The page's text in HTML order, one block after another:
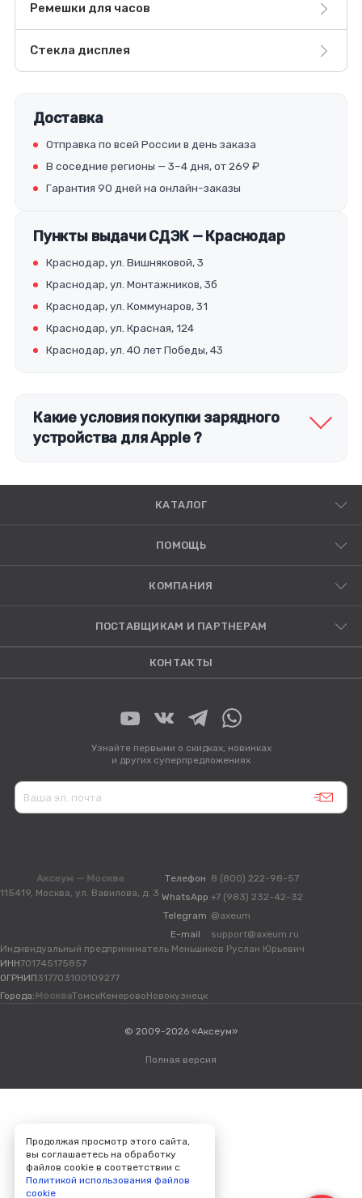
Ремешки для часов
Стекла дисплея
Доставка
Отправка по всей России в день заказа
В соседние регионы — 3–4 дня, от 269 ₽
Гарантия 90 дней на онлайн-заказы
Пункты выдачи СДЭК — Краснодар
Краснодар, ул. Вишняковой, 3
Краснодар, ул. Монтажников, 3б
Краснодар, ул. Коммунаров, 31
Краснодар, ул. Красная, 124
Краснодар, ул. 40 лет Победы, 43
Какие условия покупки зарядного
устройства для Apple ?
КАТАЛОГ
ПОМОЩЬ
КОМПАНИЯ
ПОСТАВЩИКАМ И ПАРТНЕРАМ
КОНТАКТЫ
Узнайте первыми о скидках, новинках
и других суперпредложениях
Аксеум — Москва
115419, Москва, ул. Вавилова, д. 3
Телефон 8 (800) 222-98-57
WhatsApp +7 (983) 232-42-32
Telegram @axeum
E-mail
support@axeum.ru
Индивидуальный предприниматель Меньшиков Руслан Юрьевич
ИНН701745175857
ОГРНИП317703100109277
Города: МоскваТомскКемеровоНовокузнецк
© 2009-2026 «Аксеум»
Полная версия
Продолжая просмотр этого сайта,
вы соглашаетесь на обработку
файлов cookie в соответствии с
Политикой использования файлов
cookie